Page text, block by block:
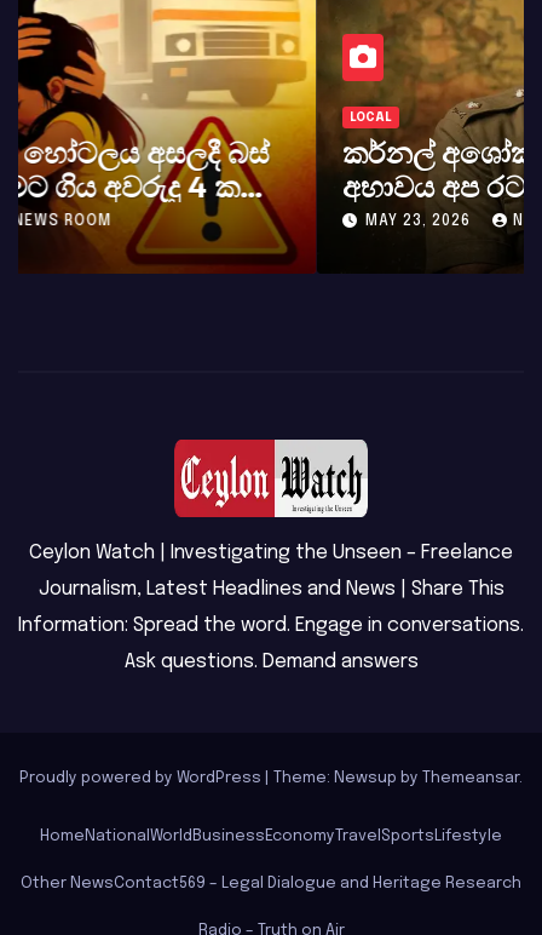
LOCAL
කර්නල් අශෝක අලස් මහතාගේ
අභාවය අප රටට සිදුවූ විශාල පාඩුවකි
MAY 23, 2026 NEWS ROOM
Ceylon Watch | Investigating the Unseen – Freelance
Journalism, Latest Headlines and News | Share This
Information: Spread the word. Engage in conversations.
Ask questions. Demand answers
Proudly powered by WordPress Theme: Newsup by Themeansar.
Home National World Business Economy Travel Sports Lifestyle
Other NewsContact569 – Legal Dialogue and Heritage Research
Radio – Truth on Air